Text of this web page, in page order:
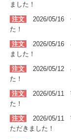
ました！
注文
2026/05/16
た！
注文
2026/05/16
ました！
注文
2026/05/12
た！
注文
2026/05/11
た！
注文
2026/05/11
ただきました！